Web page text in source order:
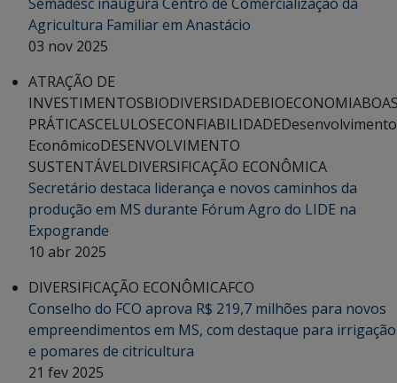
Agricultura Familiar em Anastácio
03 nov 2025
ATRAÇÃO DE
INVESTIMENTOSBIODIVERSIDADEBIOECONOMIA
PRÁTICASCELULOSECONFIABILIDADEDesenvolvimento
EconômicoDESENVOLVIMENTO
SUSTENTÁVELDIVERSIFICAÇÃO ECONÔMICA
Secretário destaca liderança e novos caminhos da
produção em MS durante Fórum Agro do LIDE na
Expogrande
10 abr 2025
DIVERSIFICAÇÃO ECONÔMICAFCO
Conselho do FCO aprova R$ 219,7 milhões para novos
empreendimentos em MS, com destaque para irrigação
e pomares de citricultura
21 fev 2025